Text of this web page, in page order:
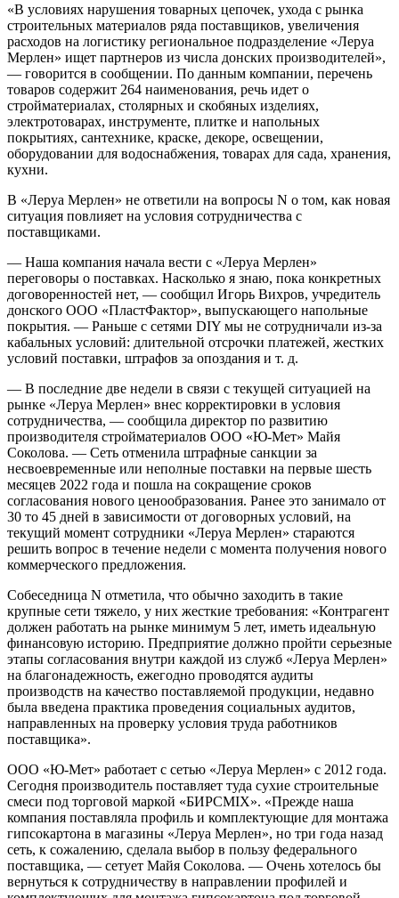
«В условиях нарушения товарных цепочек, ухода с рынка
строительных материалов ряда поставщиков, увеличения
расходов на логистику региональное подразделение «Леруа
Мерлен» ищет партнеров из числа донских производителей»,
— говорится в сообщении. По данным компании, перечень
товаров содержит 264 наименования, речь идет о
стройматериалах, столярных и скобяных изделиях,
электротоварах, инструменте, плитке и напольных
покрытиях, сантехнике, краске, декоре, освещении,
оборудовании для водоснабжения, товарах для сада, хранения,
кухни.
В «Леруа Мерлен» не ответили на вопросы N о том, как новая
ситуация повлияет на условия сотрудничества с
поставщиками.
— Наша компания начала вести с «Леруа Мерлен»
переговоры о поставках. Насколько я знаю, пока конкретных
договоренностей нет, — сообщил Игорь Вихров, учредитель
донского ООО «ПластФактор», выпускающего напольные
покрытия. — Раньше с сетями DIY мы не сотрудничали из-за
кабальных условий: длительной отсрочки платежей, жестких
условий поставки, штрафов за опоздания и т. д.
— В последние две недели в связи с текущей ситуацией на
рынке «Леруа Мерлен» внес корректировки в условия
сотрудничества, — сообщила директор по развитию
производителя стройматериалов ООО «Ю-Мет» Майя
Соколова. — Сеть отменила штрафные санкции за
несвоевременные или неполные поставки на первые шесть
месяцев 2022 года и пошла на сокращение сроков
согласования нового ценообразования. Ранее это занимало от
30 то 45 дней в зависимости от договорных условий, на
текущий момент сотрудники «Леруа Мерлен» стараются
решить вопрос в течение недели с момента получения нового
коммерческого предложения.
Собеседница N отметила, что обычно заходить в такие
крупные сети тяжело, у них жесткие требования: «Контрагент
должен работать на рынке минимум 5 лет, иметь идеальную
финансовую историю. Предприятие должно пройти серьезные
этапы согласования внутри каждой из служб «Леруа Мерлен»
на благонадежность, ежегодно проводятся аудиты
производств на качество поставляемой продукции, недавно
была введена практика проведения социальных аудитов,
направленных на проверку условия труда работников
поставщика».
ООО «Ю-Мет» работает с сетью «Леруа Мерлен» с 2012 года.
Сегодня производитель поставляет туда сухие строительные
смеси под торговой маркой «БИРСMIX». «Прежде наша
компания поставляла профиль и комплектующие для монтажа
гипсокартона в магазины «Леруа Мерлен», но три года назад
сеть, к сожалению, сделала выбор в пользу федерального
поставщика, — сетует Майя Соколова. — Очень хотелось бы
вернуться к сотрудничеству в направлении профилей и